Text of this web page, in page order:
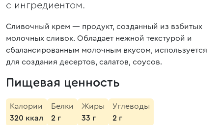
с ингредиентом.
Сливочный крем — продукт, созданный из взбитых
молочных сливок. Обладает нежной текстурой и
сбалансированным молочным вкусом, используется
для создания десертов, салатов, соусов.
Пищевая ценность
Калории
320 ккал
Белки
2 г
Жиры
33 г
Углеводы
2 г